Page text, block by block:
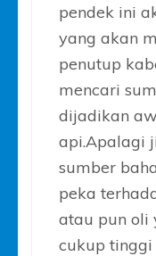
pendek ini
yang akan
penutup
mencari
dijadikan
api.Apalagi
sumber
peka
atau pun oli
cukup